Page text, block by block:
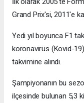
Grand Prix'si, 2011'e
Yedi yıl boyunca F1
koronavirüs (Kovid-
takvimine alındı.
Şampiyonanın bu
ilçesinde bulunan 5,3